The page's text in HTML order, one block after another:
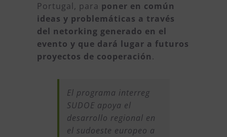
Portugal, para poner en común
ideas y problemáticas a través
del netorking generado en el
evento y que dará lugar a futuros
proyectos de cooperación.
El programa interreg
SUDOE apoya el
desarrollo regional en
el sudoeste europeo a